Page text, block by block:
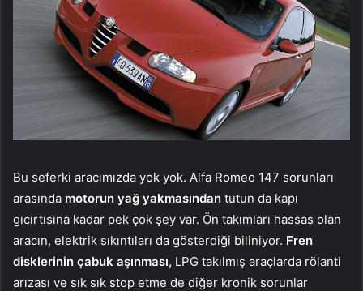
Bu seferki aracımızda yok yok. Alfa Romeo 147 sorunları
arasında motorun yağ yakmasından tutun da kapı
gıcırtısına kadar pek çok şey var. Ön takımları hassas olan
aracın, elektrik sıkıntıları da gösterdiği biliniyor. Fren
disklerinin çabuk aşınması, LPG takılmış araçlarda rölanti
arızası ve sık sık stop etme de diğer kronik sorunlar